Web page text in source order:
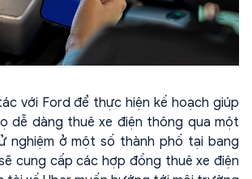
với Ford để thực hiện kế hoạch giúp
dễ dàng thuê xe điện thông qua một
nghiệm ở một số thành phố tại bang
cung cấp các hợp đồng thuê xe điện